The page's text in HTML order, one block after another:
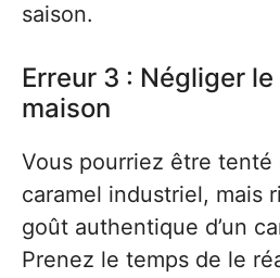
saison.
Erreur 3 : Négliger
maison
Vous pourriez être tenté
caramel industriel, mais
goût authentique d’un
Prenez le temps de le